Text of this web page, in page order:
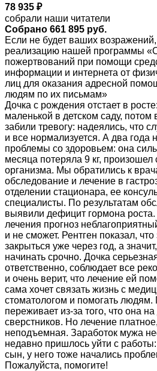
78 935 ₽
собрали наши читатели
Собрано 661 895 руб.
Если не будет ваших
реализацию нашей программы
пожертвований при помощи
информации и интернета от
лиц для оказания адресной
людям по их письмам»
Дочка с рождения отстает в
маленькой в детском саду,
забили тревогу: надеялись, что
и все нормализуется. А два года
проблемы со здоровьем: она
месяца потеряла 9 кг, произошел
организма. Мы обратились к
обследование и лечение в
отделении стационара, ее
специалисты. По результатам
выявили дефицит гормона
лечения прогноз
и не сможет. Рентген показал,
закрыться уже через год, а
начинать срочно. Дочка
ответственно, соблюдает все
и очень верит, что лечение ей
сама хочет связать жизнь с
стоматологом и помогать
переживает из-за того, что она
сверстников. Но лечение
неподъемная. Заработок мужа
недавно пришлось уйти с
сын, у него тоже начались
Пожалуйста, помогите!